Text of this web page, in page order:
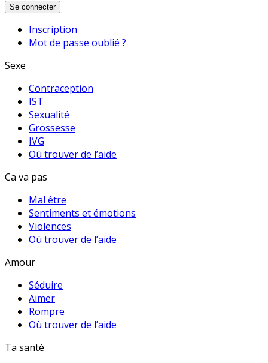
Se connecter
Inscription
Mot de passe oublié ?
Sexe
Contraception
IST
Sexualité
Grossesse
IVG
Où trouver de l’aide
Ca va pas
Mal être
Sentiments et émotions
Violences
Où trouver de l’aide
Amour
Séduire
Aimer
Rompre
Où trouver de l’aide
Ta santé